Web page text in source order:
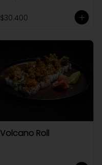
$30.400
Volcano Roll